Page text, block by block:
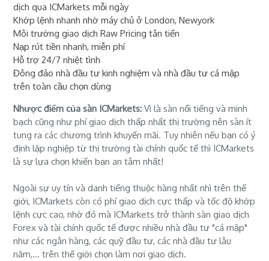
dịch qua ICMarkets mỗi ngày
Khớp lệnh nhanh nhờ máy chủ ở London, Newyork
Môi trường giao dịch Raw Pricing tân tiến
Nạp rút tiền nhanh, miễn phí
Hỗ trợ 24/7 nhiệt tình
Đông đảo nhà đầu tư kinh nghiệm và nhà đầu tư cá mập
trên toàn cầu chọn dùng
Nhược điểm của sàn ICMarkets: Vì là sàn nổi tiếng và minh
bạch cũng như phí giao dịch thấp nhất thị trường nên sàn ít
tung ra các chương trình khuyến mãi. Tuy nhiên nếu bạn có ý
định lập nghiệp từ thị trường tài chính quốc tế thì ICMarkets
là sự lựa chọn khiến bạn an tâm nhất!
Ngoài sự uy tín và danh tiếng thuộc hàng nhất nhì trên thế
giới, ICMarkets còn có phí giao dịch cực thấp và tốc độ khớp
lệnh cực cao, nhờ đó mà ICMarkets trở thành sàn giao dịch
Forex và tài chính quốc tế được nhiều nhà đầu tư "cá mập"
như các ngân hàng, các quỹ đầu tư, các nhà đầu tư lâu
năm,... trên thế giới chọn làm nơi giao dịch.